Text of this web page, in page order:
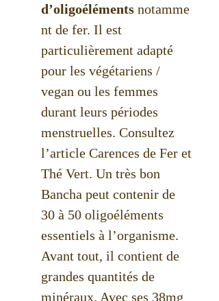
d’oligoéléments notamme
nt de fer. Il est
particulièrement adapté
pour les végétariens /
vegan ou les femmes
durant leurs périodes
menstruelles. Consultez
l’article Carences de Fer et
Thé Vert. Un très bon
Bancha peut contenir de
30 à 50 oligoéléments
essentiels à l’organisme.
Avant tout, il contient de
grandes quantités de
minéraux. Avec ses 38mg